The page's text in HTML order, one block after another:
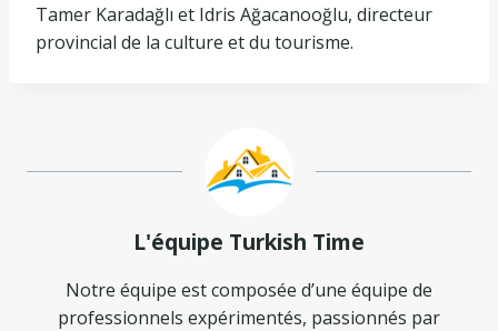
Tamer Karadağlı et Idris Ağacanooğlu, directeur
provincial de la culture et du tourisme.
L'équipe Turkish Time
Notre équipe est composée d’une équipe de
professionnels expérimentés, passionnés par